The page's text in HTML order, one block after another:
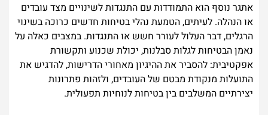
אתגר נוסף הוא התמודדות עם התנגדות לשינויים מצד עובדים
או הנהלה. לעיתים, הטמעת נהלי בטיחות חדשים כרוכה בשינוי
הרגלים, דבר העלול לעורר חשש או התנגדות. במצבים כאלה על
נאמן הבטיחות לגלות סבלנות, יכולת שכנוע ותקשורת
אפקטיבית: להסביר את ההיגיון מאחורי הדרישות, להדגיש את
התועלות מנקודת מבטם של העובדים, ולזהות פתרונות
יצירתיים המשלבים בין בטיחות לנוחיות תפעולית.